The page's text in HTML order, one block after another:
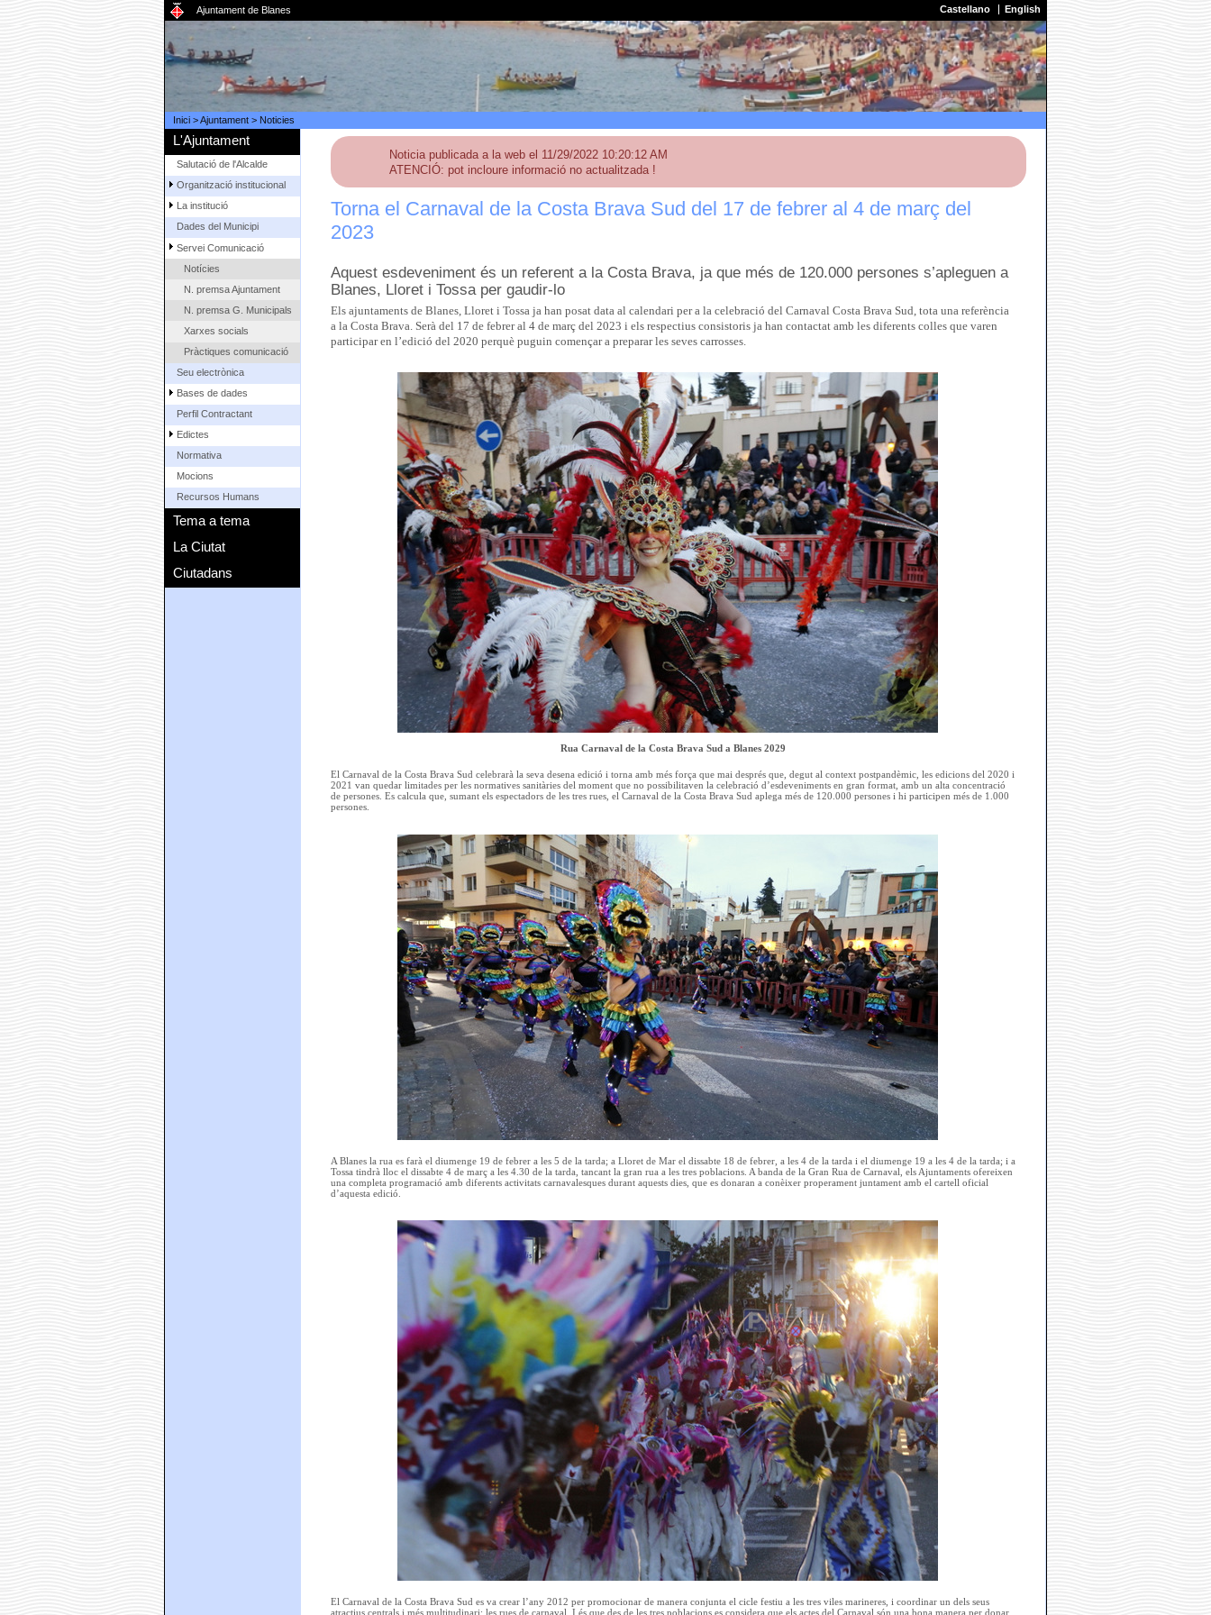
Ajuntament de Blanes Castellano English
Inici>Ajuntament> Noticies
L'Ajuntament
Salutació de l'Alcalde
Organització institucional
La institució
Dades del Municipi
Servei Comunicació
Notícies
N. premsa Ajuntament
N. premsa G. Municipals
Xarxes socials
Pràctiques comunicació
Seu electrònica
Bases de dades
Perfil Contractant
Edictes
Normativa
Mocions
Recursos Humans
Tema a tema
La Ciutat
Ciutadans
Noticia publicada a la web el 11/29/2022 10:20:12 AM
ATENCIÓ: pot incloure informació no actualitzada !
Torna el Carnaval de la Costa Brava Sud del 17 de febrer al 4 de març del
2023
Aquest esdeveniment és un referent a la Costa Brava, ja que més de 120.000 persones s’apleguen a
Blanes, Lloret i Tossa per gaudir-lo
Els ajuntaments de Blanes, Lloret i Tossa ja han posat data al calendari per a la celebració del Carnaval Costa Brava Sud, tota una referència
a la Costa Brava. Serà del 17 de febrer al 4 de març del 2023 i els respectius consistoris ja han contactat amb les diferents colles que varen
participar en l’edició del 2020 perquè puguin començar a preparar les seves carrosses.
Rua Carnaval de la Costa Brava Sud a Blanes 2029
El Carnaval de la Costa Brava Sud celebrarà la seva desena edició i torna amb més força que mai després que, degut al context postpandèmic, les edicions del 2020 i
2021 van quedar limitades per les normatives sanitàries del moment que no possibilitaven la celebració d’esdeveniments en gran format, amb un alta concentració
de persones. Es calcula que, sumant els espectadors de les tres rues, el Carnaval de la Costa Brava Sud aplega més de 120.000 persones i hi participen més de 1.000
persones.
A Blanes la rua es farà el diumenge 19 de febrer a les 5 de la tarda; a Lloret de Mar el dissabte 18 de febrer, a les 4 de la tarda i el diumenge 19 a les 4 de la tarda; i a
Tossa tindrà lloc el dissabte 4 de març a les 4.30 de la tarda, tancant la gran rua a les tres poblacions. A banda de la Gran Rua de Carnaval, els Ajuntaments ofereixen
una completa programació amb diferents activitats carnavalesques durant aquests dies, que es donaran a conèixer properament juntament amb el cartell oficial
d’aquesta edició.
El Carnaval de la Costa Brava Sud es va crear l’any 2012 per promocionar de manera conjunta el cicle festiu a les tres viles marineres, i coordinar un dels seus
atractius centrals i més multitudinari: les rues de carnaval. I és que des de les tres poblacions es considera que els actes del Carnaval són una bona manera per donar